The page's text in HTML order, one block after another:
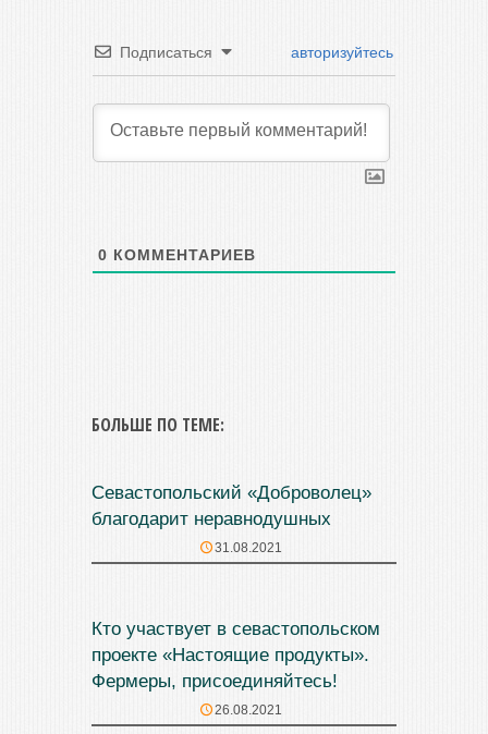
Подписаться авторизуйтесь
0 КОММЕНТАРИЕВ
БОЛЬШЕ ПО ТЕМЕ:
Севастопольский «Доброволец»
благодарит неравнодушных
31.08.2021
Кто участвует в севастопольском
проекте «Настоящие продукты».
Фермеры, присоединяйтесь!
26.08.2021